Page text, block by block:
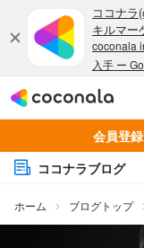
会員登
ココナラブログ
ホーム ブログトップ